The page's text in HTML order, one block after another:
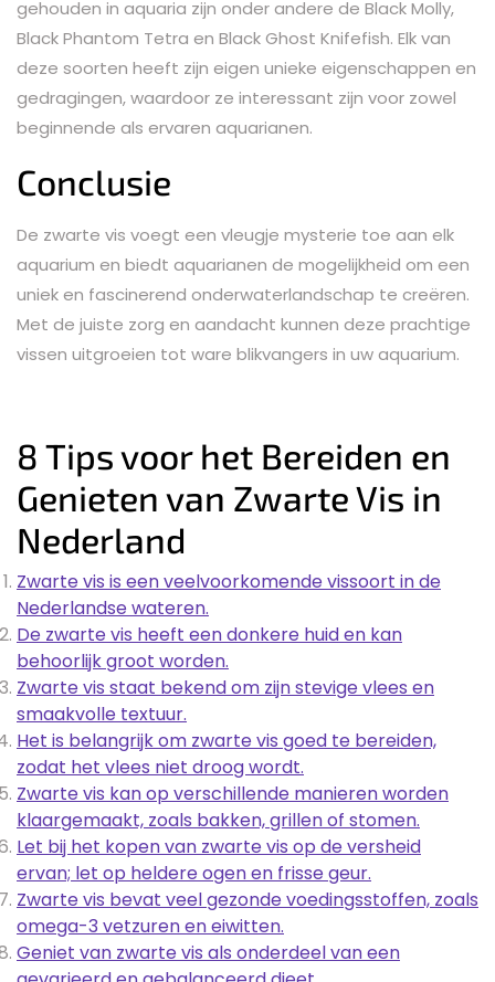
gehouden in aquaria zijn onder andere de Black Molly,
Black Phantom Tetra en Black Ghost Knifefish. Elk van
deze soorten heeft zijn eigen unieke eigenschappen en
gedragingen, waardoor ze interessant zijn voor zowel
beginnende als ervaren aquarianen.
Conclusie
De zwarte vis voegt een vleugje mysterie toe aan elk
aquarium en biedt aquarianen de mogelijkheid om een
uniek en fascinerend onderwaterlandschap te creëren.
Met de juiste zorg en aandacht kunnen deze prachtige
vissen uitgroeien tot ware blikvangers in uw aquarium.
8 Tips voor het Bereiden en
Genieten van Zwarte Vis in
Nederland
Zwarte vis is een veelvoorkomende vissoort in de
Nederlandse wateren.
De zwarte vis heeft een donkere huid en kan
behoorlijk groot worden.
Zwarte vis staat bekend om zijn stevige vlees en
smaakvolle textuur.
Het is belangrijk om zwarte vis goed te bereiden,
zodat het vlees niet droog wordt.
Zwarte vis kan op verschillende manieren worden
klaargemaakt, zoals bakken, grillen of stomen.
Let bij het kopen van zwarte vis op de versheid
ervan; let op heldere ogen en frisse geur.
Zwarte vis bevat veel gezonde voedingsstoffen, zoals
omega-3 vetzuren en eiwitten.
Geniet van zwarte vis als onderdeel van een